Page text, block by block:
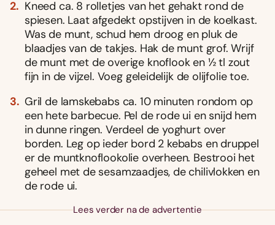
Kneed ca. 8 rolletjes van het gehakt rond de
spiesen. Laat afgedekt opstijven in de koelkast.
Was de munt, schud hem droog en pluk de
blaadjes van de takjes. Hak de munt grof. Wrijf
de munt met de overige knoflook en ½ tl zout
fijn in de vijzel. Voeg geleidelijk de olijfolie toe.
Gril de lamskebabs ca. 10 minuten rondom op
een hete barbecue. Pel de rode ui en snijd hem
in dunne ringen. Verdeel de yoghurt over
borden. Leg op ieder bord 2 kebabs en druppel
er de muntknoflookolie overheen. Bestrooi het
geheel met de sesamzaadjes, de chilivlokken en
de rode ui.
Lees verder na de advertentie